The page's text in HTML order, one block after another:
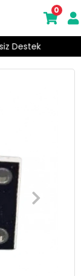
Destek
0